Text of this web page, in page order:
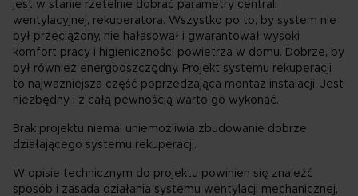
jest w stanie rzetelnie dobrać parametry centrali
wentylacyjnej, rekuperatora. Wszystko po to, by system nie
był przeciążony, nie hałasował i gwarantował wysoki
komfort pracy i higieniczności powietrza w domu. Dobrze, by
był również energooszczędny. Projekt systemu rekuperacji
to najważniejsza część poprzedzająca montaż instalacji. Jest
niezbędny i z całą pewnością warto go wykonać.
Brak projektu niemal uniemożliwia zbudowanie dobrze
działającego systemu rekuperacji.
W opisie technicznym do projektu powinien się znaleźć
sposób i zasada działania systemu wentylacji mechanicznej,